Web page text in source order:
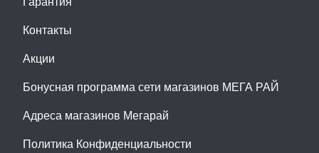
Контакты
Акции
Бонусная программа сети магазинов МЕГА РАЙ
Адреса магазинов Мегарай
Политика Конфиденциальности